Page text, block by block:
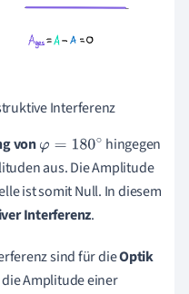
Interferenz
vonφ =180∘
hingegen
aus. Die Amplitude
ist somit Null. In diesem
Interferenz.
sind für dieOptik
Amplitude einer